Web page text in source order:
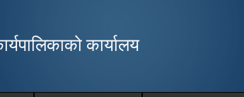
content
कार्यालय